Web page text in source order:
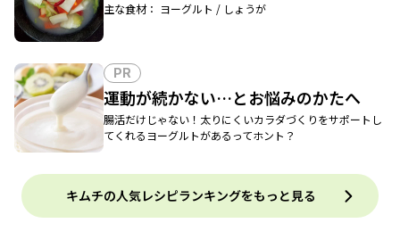
主な食材： ヨーグルト / しょうが
PR
運動が続かない…とお悩みのかたへ
腸活だけじゃない！太りにくいカラダづくりをサポートし
てくれるヨーグルトがあるってホント？
キムチの人気レシピランキングをもっと見る